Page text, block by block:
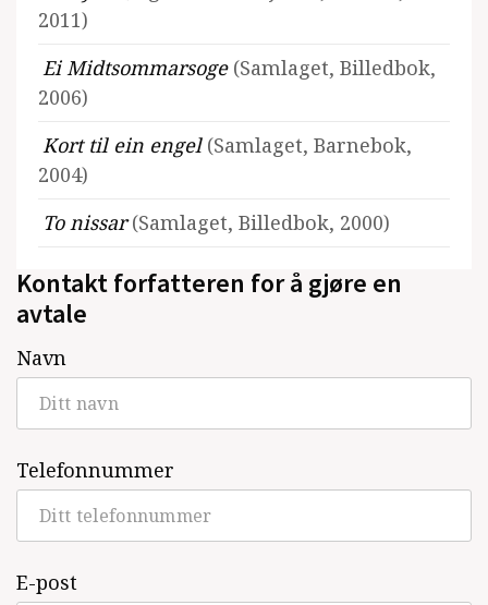
2011)
Ei Midtsommarsoge (Samlaget, Billedbok,
2006)
Kort til ein engel (Samlaget, Barnebok,
2004)
To nissar(Samlaget, Billedbok, 2000)
Kontakt forfatteren for å gjøre en
avtale
Navn
Telefonnummer
E-post